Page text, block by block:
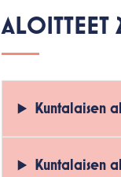
ALOITTEET
Kuntalaisen
Kuntalaisen